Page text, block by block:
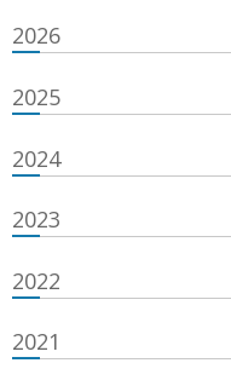
2026
2025
2024
2023
2022
2021